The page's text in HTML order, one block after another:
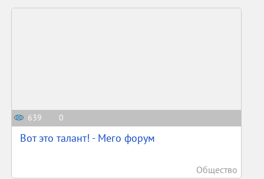
639 0
Вот это талант! - Мего форум
Общество